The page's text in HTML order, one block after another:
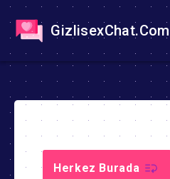
GizlisexChat.Com
Herkez Burada